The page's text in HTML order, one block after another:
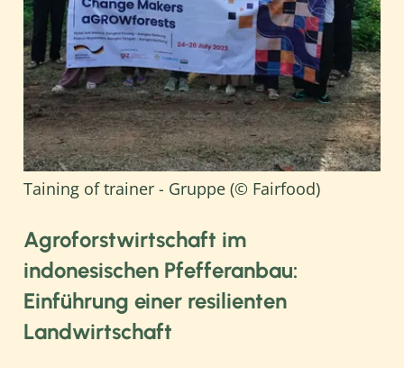
Taining of trainer - Gruppe (© Fairfood)
Agroforstwirtschaft im
indonesischen Pfefferanbau:
Einführung einer resilienten
Landwirtschaft